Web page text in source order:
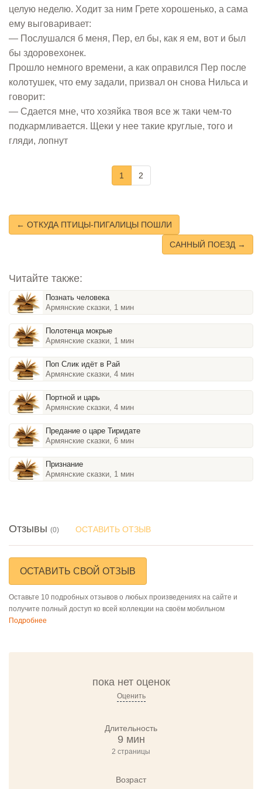
целую неделю. Ходит за ним Грете хорошенько, а сама
ему выговаривает:
— Послушался б меня, Пер, ел бы, как я ем, вот и был
бы здоровехонек.
Прошло немного времени, а как оправился Пер после
колотушек, что ему задали, призвал он снова Нильса и
говорит:
— Сдается мне, что хозяйка твоя все ж таки чем-то
подкармливается. Щеки у нее такие круглые, того и
гляди, лопнут
1 2
← ОТКУДА ПТИЦЫ-ПИГАЛИЦЫ ПОШЛИ
САННЫЙ ПОЕЗД →
Читайте также:
Познать человека
Армянские сказки, 1 мин
Полотенца мокрые
Армянские сказки, 1 мин
Поп Слик идёт в Рай
Армянские сказки, 4 мин
Портной и царь
Армянские сказки, 4 мин
Предание о царе Тиридате
Армянские сказки, 6 мин
Признание
Армянские сказки, 1 мин
Отзывы (0) ОСТАВИТЬ ОТЗЫВ
ОСТАВИТЬ СВОЙ ОТЗЫВ
Оставьте 10 подробных отзывов о любых произведениях на сайте и
получите полный доступ ко всей коллекции на своём мобильном
Подробнее
пока нет оценок
Оценить
Длительность
9 мин
2 страницы
Возраст